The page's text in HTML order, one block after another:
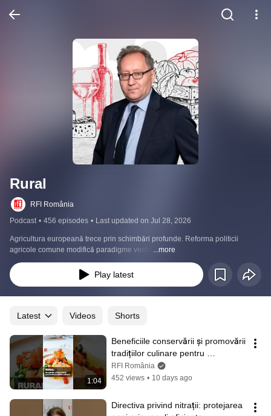
Rural
RFI România
Podcast • 456 episodes • Last updated on Jul 28, 2026
Agricultura europeană trece prin schimbări profunde. Reforma politicii
agricole comune modifică paradigme vechi. ...more
Play latest
Latest Videos Shorts
1:04
Beneficiile conservării și promovării
tradițiilor culinare pentru
producătorii locali
RFI România
452 views • 10 days ago
Directiva privind nitrații: protejarea